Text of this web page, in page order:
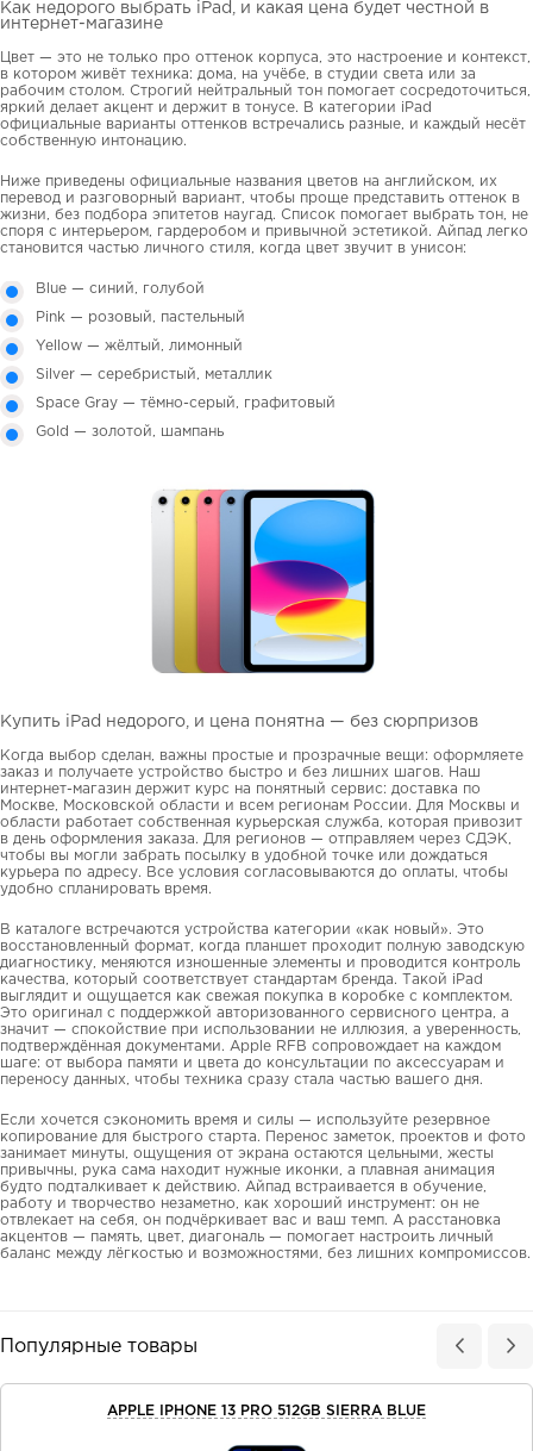
Как недорого выбрать iPad, и какая цена будет честной в
интернет-магазине
Цвет — это не только про оттенок корпуса, это настроение и контекст,
в котором живёт техника: дома, на учёбе, в студии света или за
рабочим столом. Строгий нейтральный тон помогает сосредоточиться,
яркий делает акцент и держит в тонусе. В категории iPad
официальные варианты оттенков встречались разные, и каждый несёт
собственную интонацию.
Ниже приведены официальные названия цветов на английском, их
перевод и разговорный вариант, чтобы проще представить оттенок в
жизни, без подбора эпитетов наугад. Список помогает выбрать тон, не
споря с интерьером, гардеробом и привычной эстетикой. Айпад легко
становится частью личного стиля, когда цвет звучит в унисон:
Blue — синий, голубой
Pink — розовый, пастельный
Yellow — жёлтый, лимонный
Silver — серебристый, металлик
Space Gray — тёмно-серый, графитовый
Gold — золотой, шампань
Купить iPad недорого, и цена понятна — без сюрпризов
Когда выбор сделан, важны простые и прозрачные вещи: оформляете
заказ и получаете устройство быстро и без лишних шагов. Наш
интернет-магазин держит курс на понятный сервис: доставка по
Москве, Московской области и всем регионам России. Для Москвы и
области работает собственная курьерская служба, которая привозит
в день оформления заказа. Для регионов — отправляем через СДЭК,
чтобы вы могли забрать посылку в удобной точке или дождаться
курьера по адресу. Все условия согласовываются до оплаты, чтобы
удобно спланировать время.
В каталоге встречаются устройства категории «как новый». Это
восстановленный формат, когда планшет проходит полную заводскую
диагностику, меняются изношенные элементы и проводится контроль
качества, который соответствует стандартам бренда. Такой iPad
выглядит и ощущается как свежая покупка в коробке с комплектом.
Это оригинал с поддержкой авторизованного сервисного центра, а
значит — спокойствие при использовании не иллюзия, а уверенность,
подтверждённая документами. Apple RFB сопровождает на каждом
шаге: от выбора памяти и цвета до консультации по аксессуарам и
переносу данных, чтобы техника сразу стала частью вашего дня.
Если хочется сэкономить время и силы — используйте резервное
копирование для быстрого старта. Перенос заметок, проектов и фото
занимает минуты, ощущения от экрана остаются цельными, жесты
привычны, рука сама находит нужные иконки, а плавная анимация
будто подталкивает к действию. Айпад встраивается в обучение,
работу и творчество незаметно, как хороший инструмент: он не
отвлекает на себя, он подчёркивает вас и ваш темп. А расстановка
акцентов — память, цвет, диагональ — помогает настроить личный
баланс между лёгкостью и возможностями, без лишних компромиссов.
Популярные товары
APPLE IPHONE 13 PRO 512GB SIERRA BLUE